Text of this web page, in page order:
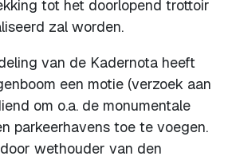
tot het doorlopend trottoir
zal worden.
van de Kadernota heeft
een motie (verzoek aan
om o.a. de monumentale
parkeerhavens toe te voegen.
wethouder van den